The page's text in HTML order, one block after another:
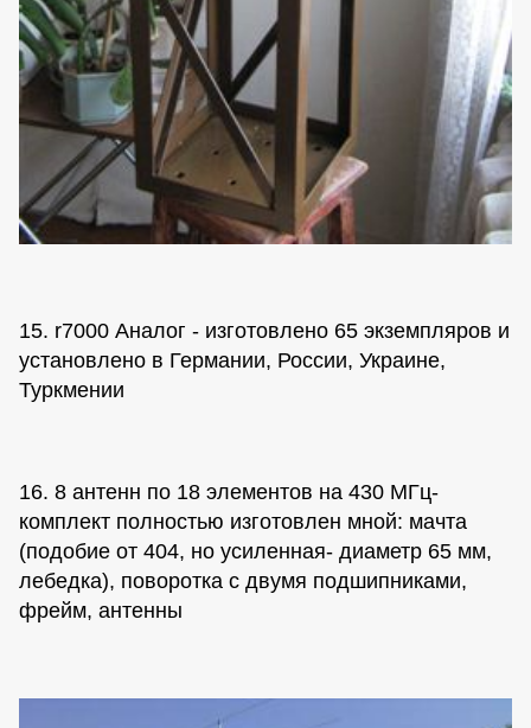
15. r7000 Аналог - изготовлено 65 экземпляров и
установлено в Германии, России, Украине,
Туркмении
16. 8 антенн по 18 элементов на 430 МГц-
комплект полностью изготовлен мной: мачта
(подобие от 404, но усиленная- диаметр 65 мм,
лебедка), поворотка с двумя подшипниками,
фрейм, антенны